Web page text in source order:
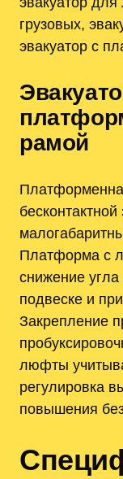
грузовых,
эвакуатор с
рамой
бесконтактной
Платформа с
снижение угла
подвеске и
Закрепление
люфты
регулировка
повышения